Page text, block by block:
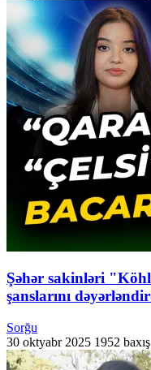
Şəhər sakinləri
şanslarını
Sorğu
30 oktyabr 2025 1952 baxış